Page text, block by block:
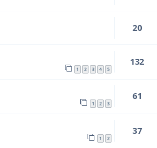
20
1 2 3 4 5
132
1 2 3
61
1 2
37